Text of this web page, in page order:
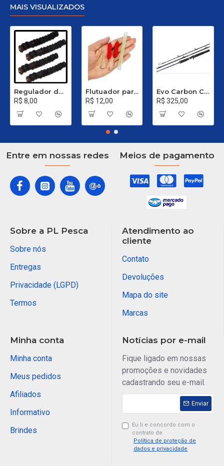
MAIS VISUALIZADOS
Regulador de Chumbada STOP Nº 1
R$ 8,00
Flutuador para Salsicha Nº 9
R$ 12,00
Evo Carbon C 661 XH - 40 a 80 Libras
R$ 325,00
Entre em nossas redes Meios de pagamento
Sobre a PL Pesca
Sobre nós
Entregas
Privacidade (LGPD)
Termos
Atendimento ao
cliente
Contato
Devoluções
Mapa do site
Marcas
Minha conta
Minha conta
Meus pedidos
Afiliados
Informativo
Brindes
Notícias por e-mail
Fique ligado em nossas
promoções e novidades
cadastrando seu e-mail.
Enviar
Eu li e concordo com o
contrato de
Política de proteção de
dados e privacidade